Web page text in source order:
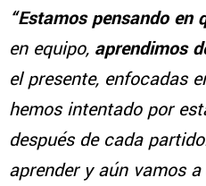
“Estamos pensando en
en equipo, aprendimos
el presente, enfocadas
hemos intentado por
después de cada
aprender y aún vamos